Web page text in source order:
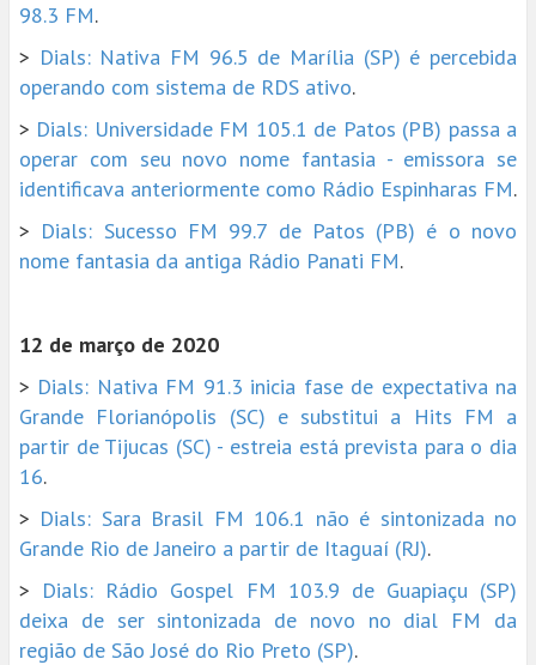
98.3 FM.
> Dials: Nativa FM 96.5 de Marília (SP) é percebida
operando com sistema de RDS ativo.
> Dials: Universidade FM 105.1 de Patos (PB) passa a
operar com seu novo nome fantasia - emissora se
identificava anteriormente como Rádio Espinharas FM.
> Dials: Sucesso FM 99.7 de Patos (PB) é o novo
nome fantasia da antiga Rádio Panati FM.
12 de março de 2020
> Dials: Nativa FM 91.3 inicia fase de expectativa na
Grande Florianópolis (SC) e substitui a Hits FM a
partir de Tijucas (SC) - estreia está prevista para o dia
16.
> Dials: Sara Brasil FM 106.1 não é sintonizada no
Grande Rio de Janeiro a partir de Itaguaí (RJ).
> Dials: Rádio Gospel FM 103.9 de Guapiaçu (SP)
deixa de ser sintonizada de novo no dial FM da
região de São José do Rio Preto (SP).